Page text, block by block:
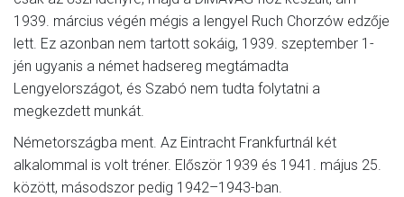
1939. március végén mégis a lengyel Ruch Chorzów edzője
lett. Ez azonban nem tartott sokáig, 1939. szeptember 1-
jén ugyanis a német hadsereg megtámadta
Lengyelországot, és Szabó nem tudta folytatni a
megkezdett munkát.
Németországba ment. Az Eintracht Frankfurtnál két
alkalommal is volt tréner. Először 1939 és 1941. május 25.
között, másodszor pedig 1942–1943-ban.